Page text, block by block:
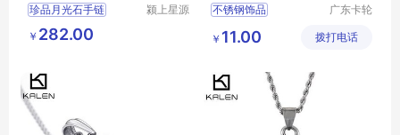
潮流配饰
珍品月光石手链
颍上星源
￥ 282.00
钢项坠
不锈钢饰品
金刚杵吊坠
钛钢项坠
广东卡轮
公司
￥ 11.00 拨打电话